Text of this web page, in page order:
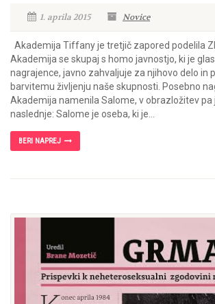
1. aprila 2015 Novice
Akademija Tiffany je tretjič zapored podelila
Akademija se skupaj s homo javnostjo, ki je
nagrajence, javno zahvaljuje za njihovo delo in
barvitemu življenju naše skupnosti. Posebno
Akademija namenila Salome, v obrazložitev pa
naslednje: Salome je oseba, ki je...
BERI NAPREJ